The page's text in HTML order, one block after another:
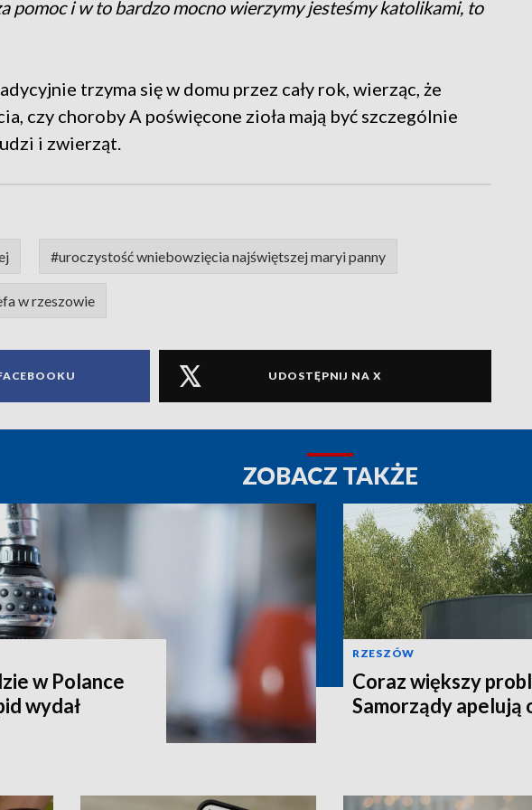
pomoc i w to bardzo mocno wierzymy jesteśmy katolikami, to
trzyma się w domu przez cały rok, wierząc, że
czy choroby A poświęcone zioła mają być szczególnie
i zwierząt.
#uroczystość wniebowzięcia najświętszej maryi panny
w rzeszowie
UDOSTĘPNIJ NA X
ZOBACZ TAKŻE
w Polance
wydał
RZESZÓW
Coraz większy
Samorządy apelują